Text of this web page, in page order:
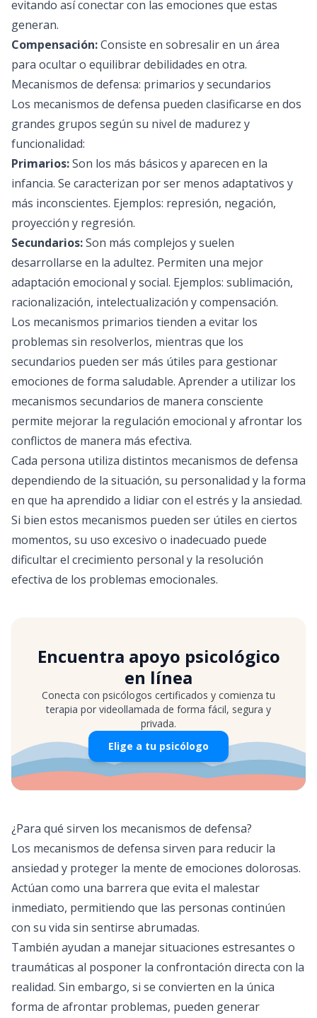
evitando así conectar con las emociones que estas
generan.
Compensación:Consiste en sobresalir en un área
para ocultar o equilibrar debilidades en otra.
Mecanismos de defensa: primarios y secundarios
Los mecanismos de defensa pueden clasificarse en dos
grandes grupos según su nivel de madurez y
funcionalidad:
Primarios:Son los más básicos y aparecen en la
infancia. Se caracterizan por ser menos adaptativos y
más inconscientes. Ejemplos: represión, negación,
proyección y regresión.
Secundarios:Son más complejos y suelen
desarrollarse en la adultez. Permiten una mejor
adaptación emocional y social. Ejemplos: sublimación,
racionalización, intelectualización y compensación.
Los mecanismos primarios tienden a evitar los
problemas sin resolverlos, mientras que los
secundarios pueden ser más útiles para gestionar
emociones de forma saludable. Aprender a utilizar los
mecanismos secundarios de manera consciente
permite mejorar la regulación emocional y afrontar los
conflictos de manera más efectiva.
Cada persona utiliza distintos mecanismos de defensa
dependiendo de la situación, su personalidad y la forma
en que ha aprendido a lidiar con el estrés y la ansiedad.
Si bien estos mecanismos pueden ser útiles en ciertos
momentos, su uso excesivo o inadecuado puede
dificultar el crecimiento personal y la resolución
efectiva de los problemas emocionales.
Encuentra apoyo psicológico
en línea
Conecta con psicólogos certificados y comienza tu
terapia por videollamada de forma fácil, segura y
privada.
Elige a tu psicólogo
¿Para qué sirven los mecanismos de defensa?
Los mecanismos de defensa sirven para reducir la
ansiedad y proteger la mente de emociones dolorosas.
Actúan como una barrera que evita el malestar
inmediato, permitiendo que las personas continúen
con su vida sin sentirse abrumadas.
También ayudan a manejar situaciones estresantes o
traumáticas al posponer la confrontación directa con la
realidad. Sin embargo, si se convierten en la única
forma de afrontar problemas, pueden generar